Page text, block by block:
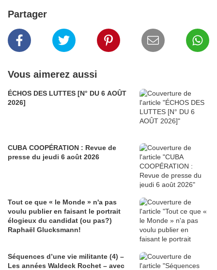
Partager
Vous aimerez aussi
ÉCHOS DES LUTTES [N° DU 6 AOÛT
2026]
CUBA COOPÉRATION : Revue de
presse du jeudi 6 août 2026
Tout ce que « le Monde » n'a pas
voulu publier en faisant le portrait
élogieux du candidat (ou pas?)
Raphaël Glucksmann!
Séquences d’une vie militante (4) –
Les années Waldeck Rochet – avec